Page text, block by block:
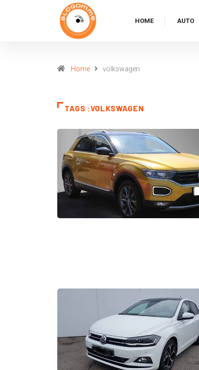
HOME AUTO
Home volkswagen
TAGS :VOLKSWAGEN